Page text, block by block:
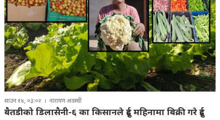
साउन १४, ०३:०२ नारायण अवस्थी
बैतडीको डिलासैनी-६ का किसानले दुई महिनामा बिक्री गरे दुई